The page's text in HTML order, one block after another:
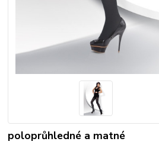
poloprůhledné a matné